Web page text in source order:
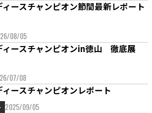
ースチャンピオン節間最新レポート
08/05
ースチャンピオンin徳山 徹底展
07/08
ースチャンピオンレポート
2025/09/05